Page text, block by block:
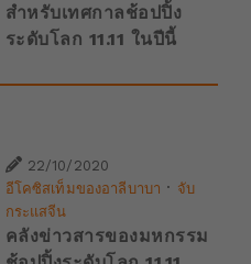
สำหรับเทศกาลช้อปปิ้ง
ระดับโลก 11.11 ในปีนี้
22/10/2020
อีโคซิสเท็มของอาลีบาบา · จับ
กระแสจีน
คลังข่าวสารของมหกรรม